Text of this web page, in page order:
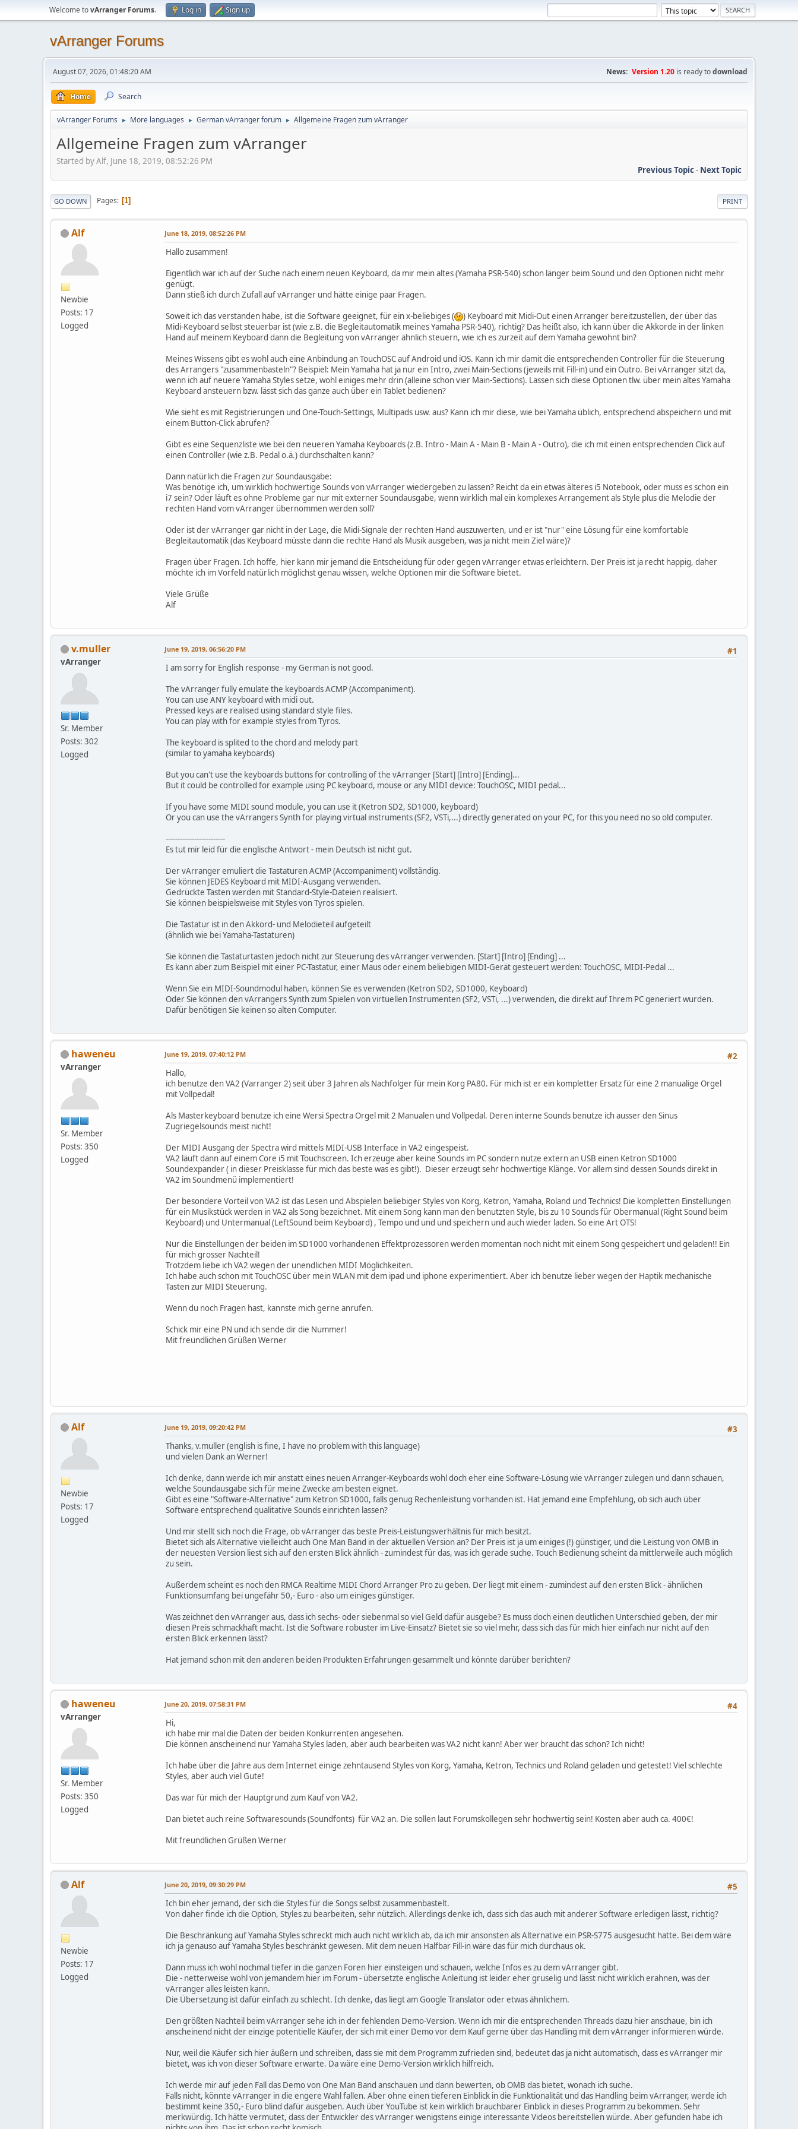
Welcome tovArranger Forums. Log in Sign up
vArranger Forums
August 07, 2026, 01:48:20 AM News: Version 1.20 is ready todownload
Home Search
vArranger Forums ► More languages ► German vArranger forum ► Allgemeine Fragen zum vArranger
Allgemeine Fragen zum vArranger
Started by Alf, June 18, 2019, 08:52:26 PM
Previous Topic- Next Topic
PRINT
GO DOWN Pages 1
Alf
Newbie
Posts: 17
Logged
June 18, 2019, 08:52:26 PM
Hallo zusammen!
Eigentlich war ich auf der Suche nach einem neuen Keyboard, da mir mein altes (Yamaha PSR-540) schon länger beim Sound und den Optionen nicht mehr
genügt.
Dann stieß ich durch Zufall auf vArranger und hätte einige paar Fragen.
Soweit ich das verstanden habe, ist die Software geeignet, für ein x-beliebiges (
) Keyboard mit Midi-Out einen Arranger bereitzustellen, der über das
Midi-Keyboard selbst steuerbar ist (wie z.B. die Begleitautomatik meines Yamaha PSR-540), richtig? Das heißt also, ich kann über die Akkorde in der linken
Hand auf meinem Keyboard dann die Begleitung von vArranger ähnlich steuern, wie ich es zurzeit auf dem Yamaha gewohnt bin?
Meines Wissens gibt es wohl auch eine Anbindung an TouchOSC auf Android und iOS. Kann ich mir damit die entsprechenden Controller für die Steuerung
des Arrangers "zusammenbasteln"? Beispiel: Mein Yamaha hat ja nur ein Intro, zwei Main-Sections (jeweils mit Fill-in) und ein Outro. Bei vArranger sitzt da,
wenn ich auf neuere Yamaha Styles setze, wohl einiges mehr drin (alleine schon vier Main-Sections). Lassen sich diese Optionen tlw. über mein altes Yamaha
Keyboard ansteuern bzw. lässt sich das ganze auch über ein Tablet bedienen?
Wie sieht es mit Registrierungen und One-Touch-Settings, Multipads usw. aus? Kann ich mir diese, wie bei Yamaha üblich, entsprechend abspeichern und mit
einem Button-Click abrufen?
Gibt es eine Sequenzliste wie bei den neueren Yamaha Keyboards (z.B. Intro - Main A - Main B - Main A - Outro), die ich mit einen entsprechenden Click auf
einen Controller (wie z.B. Pedal o.ä.) durchschalten kann?
Dann natürlich die Fragen zur Soundausgabe:
Was benötige ich, um wirklich hochwertige Sounds von vArranger wiedergeben zu lassen? Reicht da ein etwas älteres i5 Notebook, oder muss es schon ein
i7 sein? Oder läuft es ohne Probleme gar nur mit externer Soundausgabe, wenn wirklich mal ein komplexes Arrangement als Style plus die Melodie der
rechten Hand vom vArranger übernommen werden soll?
Oder ist der vArranger gar nicht in der Lage, die Midi-Signale der rechten Hand auszuwerten, und er ist "nur" eine Lösung für eine komfortable
Begleitautomatik (das Keyboard müsste dann die rechte Hand als Musik ausgeben, was ja nicht mein Ziel wäre)?
Fragen über Fragen. Ich hoffe, hier kann mir jemand die Entscheidung für oder gegen vArranger etwas erleichtern. Der Preis ist ja recht happig, daher
möchte ich im Vorfeld natürlich möglichst genau wissen, welche Optionen mir die Software bietet.
Viele Grüße
Alf
v.muller
vArranger
Sr. Member
Posts: 302
Logged
#1
June 19, 2019, 06:56:20 PM
I am sorry for English response - my German is not good.
The vArranger fully emulate the keyboards ACMP (Accompaniment).
You can use ANY keyboard with midi out.
Pressed keys are realised using standard style files.
You can play with for example styles from Tyros.
The keyboard is splited to the chord and melody part
(similar to yamaha keyboards)
But you can't use the keyboards buttons for controlling of the vArranger [Start] [Intro] [Ending]...
But it could be controlled for example using PC keyboard, mouse or any MIDI device: TouchOSC, MIDI pedal...
If you have some MIDI sound module, you can use it (Ketron SD2, SD1000, keyboard)
Or you can use the vArrangers Synth for playing virtual instruments (SF2, VSTi,...) directly generated on your PC, for this you need no so old computer.
-------------------------
Es tut mir leid für die englische Antwort - mein Deutsch ist nicht gut.
Der vArranger emuliert die Tastaturen ACMP (Accompaniment) vollständig.
Sie können JEDES Keyboard mit MIDI-Ausgang verwenden.
Gedrückte Tasten werden mit Standard-Style-Dateien realisiert.
Sie können beispielsweise mit Styles von Tyros spielen.
Die Tastatur ist in den Akkord- und Melodieteil aufgeteilt
(ähnlich wie bei Yamaha-Tastaturen)
Sie können die Tastaturtasten jedoch nicht zur Steuerung des vArranger verwenden. [Start] [Intro] [Ending] ...
Es kann aber zum Beispiel mit einer PC-Tastatur, einer Maus oder einem beliebigen MIDI-Gerät gesteuert werden: TouchOSC, MIDI-Pedal ...
Wenn Sie ein MIDI-Soundmodul haben, können Sie es verwenden (Ketron SD2, SD1000, Keyboard)
Oder Sie können den vArrangers Synth zum Spielen von virtuellen Instrumenten (SF2, VSTi, ...) verwenden, die direkt auf Ihrem PC generiert wurden.
Dafür benötigen Sie keinen so alten Computer.
haweneu
vArranger
Sr. Member
Posts: 350
Logged
#2
June 19, 2019, 07:40:12 PM
Hallo,
ich benutze den VA2 (Varranger 2) seit über 3 Jahren als Nachfolger für mein Korg PA80. Für mich ist er ein kompletter Ersatz für eine 2 manualige Orgel
mit Vollpedal!
Als Masterkeyboard benutze ich eine Wersi Spectra Orgel mit 2 Manualen und Vollpedal. Deren interne Sounds benutze ich ausser den Sinus
Zugriegelsounds meist nicht!
Der MIDI Ausgang der Spectra wird mittels MIDI-USB Interface in VA2 eingespeist.
VA2 läuft dann auf einem Core i5 mit Touchscreen. Ich erzeuge aber keine Sounds im PC sondern nutze extern an USB einen Ketron SD1000
Soundexpander ( in dieser Preisklasse für mich das beste was es gibt!). Dieser erzeugt sehr hochwertige Klänge. Vor allem sind dessen Sounds direkt in
VA2 im Soundmenü implementiert!
Der besondere Vorteil von VA2 ist das Lesen und Abspielen beliebiger Styles von Korg, Ketron, Yamaha, Roland und Technics! Die kompletten Einstellungen
für ein Musikstück werden in VA2 als Song bezeichnet. Mit einem Song kann man den benutzten Style, bis zu 10 Sounds für Obermanual (Right Sound beim
Keyboard) und Untermanual (LeftSound beim Keyboard) , Tempo und und und speichern und auch wieder laden. So eine Art OTS!
Nur die Einstellungen der beiden im SD1000 vorhandenen Effektprozessoren werden momentan noch nicht mit einem Song gespeichert und geladen!! Ein
für mich grosser Nachteil!
Trotzdem liebe ich VA2 wegen der unendlichen MIDI Möglichkeiten.
Ich habe auch schon mit TouchOSC über mein WLAN mit dem ipad und iphone experimentiert. Aber ich benutze lieber wegen der Haptik mechanische
Tasten zur MIDI Steuerung.
Wenn du noch Fragen hast, kannste mich gerne anrufen.
Schick mir eine PN und ich sende dir die Nummer!
Mit freundlichen Grüßen Werner
Alf
Newbie
Posts: 17
Logged
#3
June 19, 2019, 09:20:42 PM
Thanks, v.muller (english is fine, I have no problem with this language)
und vielen Dank an Werner!
Ich denke, dann werde ich mir anstatt eines neuen Arranger-Keyboards wohl doch eher eine Software-Lösung wie vArranger zulegen und dann schauen,
welche Soundausgabe sich für meine Zwecke am besten eignet.
Gibt es eine "Software-Alternative" zum Ketron SD1000, falls genug Rechenleistung vorhanden ist. Hat jemand eine Empfehlung, ob sich auch über
Software entsprechend qualitative Sounds einrichten lassen?
Und mir stellt sich noch die Frage, ob vArranger das beste Preis-Leistungsverhältnis für mich besitzt.
Bietet sich als Alternative vielleicht auch One Man Band in der aktuellen Version an? Der Preis ist ja um einiges (!) günstiger, und die Leistung von OMB in
der neuesten Version liest sich auf den ersten Blick ähnlich - zumindest für das, was ich gerade suche. Touch Bedienung scheint da mittlerweile auch möglich
zu sein.
Außerdem scheint es noch den RMCA Realtime MIDI Chord Arranger Pro zu geben. Der liegt mit einem - zumindest auf den ersten Blick - ähnlichen
Funktionsumfang bei ungefähr 50,- Euro - also um einiges günstiger.
Was zeichnet den vArranger aus, dass ich sechs- oder siebenmal so viel Geld dafür ausgebe? Es muss doch einen deutlichen Unterschied geben, der mir
diesen Preis schmackhaft macht. Ist die Software robuster im Live-Einsatz? Bietet sie so viel mehr, dass sich das für mich hier einfach nur nicht auf den
ersten Blick erkennen lässt?
Hat jemand schon mit den anderen beiden Produkten Erfahrungen gesammelt und könnte darüber berichten?
haweneu
vArranger
Sr. Member
Posts: 350
Logged
#4
June 20, 2019, 07:58:31 PM
Hi,
ich habe mir mal die Daten der beiden Konkurrenten angesehen.
Die können anscheinend nur Yamaha Styles laden, aber auch bearbeiten was VA2 nicht kann! Aber wer braucht das schon? Ich nicht!
Ich habe über die Jahre aus dem Internet einige zehntausend Styles von Korg, Yamaha, Ketron, Technics und Roland geladen und getestet! Viel schlechte
Styles, aber auch viel Gute!
Das war für mich der Hauptgrund zum Kauf von VA2.
Dan bietet auch reine Softwaresounds (Soundfonts) für VA2 an. Die sollen laut Forumskollegen sehr hochwertig sein! Kosten aber auch ca. 400€!
Mit freundlichen Grüßen Werner
Alf
Newbie
Posts: 17
Logged
#5
June 20, 2019, 09:30:29 PM
Ich bin eher jemand, der sich die Styles für die Songs selbst zusammenbastelt.
Von daher finde ich die Option, Styles zu bearbeiten, sehr nützlich. Allerdings denke ich, dass sich das auch mit anderer Software erledigen lässt, richtig?
Die Beschränkung auf Yamaha Styles schreckt mich auch nicht wirklich ab, da ich mir ansonsten als Alternative ein PSR-S775 ausgesucht hatte. Bei dem wäre
ich ja genauso auf Yamaha Styles beschränkt gewesen. Mit dem neuen Halfbar Fill-in wäre das für mich durchaus ok.
Dann muss ich wohl nochmal tiefer in die ganzen Foren hier einsteigen und schauen, welche Infos es zu dem vArranger gibt.
Die - netterweise wohl von jemandem hier im Forum - übersetzte englische Anleitung ist leider eher gruselig und lässt nicht wirklich erahnen, was der
vArranger alles leisten kann.
Die Übersetzung ist dafür einfach zu schlecht. Ich denke, das liegt am Google Translator oder etwas ähnlichem.
Den größten Nachteil beim vArranger sehe ich in der fehlenden Demo-Version. Wenn ich mir die entsprechenden Threads dazu hier anschaue, bin ich
anscheinend nicht der einzige potentielle Käufer, der sich mit einer Demo vor dem Kauf gerne über das Handling mit dem vArranger informieren würde.
Nur, weil die Käufer sich hier äußern und schreiben, dass sie mit dem Programm zufrieden sind, bedeutet das ja nicht automatisch, dass es vArranger mir
bietet, was ich von dieser Software erwarte. Da wäre eine Demo-Version wirklich hilfreich.
Ich werde mir auf jeden Fall das Demo von One Man Band anschauen und dann bewerten, ob OMB das bietet, wonach ich suche.
Falls nicht, könnte vArranger in die engere Wahl fallen. Aber ohne einen tieferen Einblick in die Funktionalität und das Handling beim vArranger, werde ich
bestimmt keine 350,- Euro blind dafür ausgeben. Auch über YouTube ist kein wirklich brauchbarer Einblick in dieses Programm zu bekommen. Sehr
merkwürdig. Ich hätte vermutet, dass der Entwickler des vArranger wenigstens einige interessante Videos bereitstellen würde. Aber gefunden habe ich